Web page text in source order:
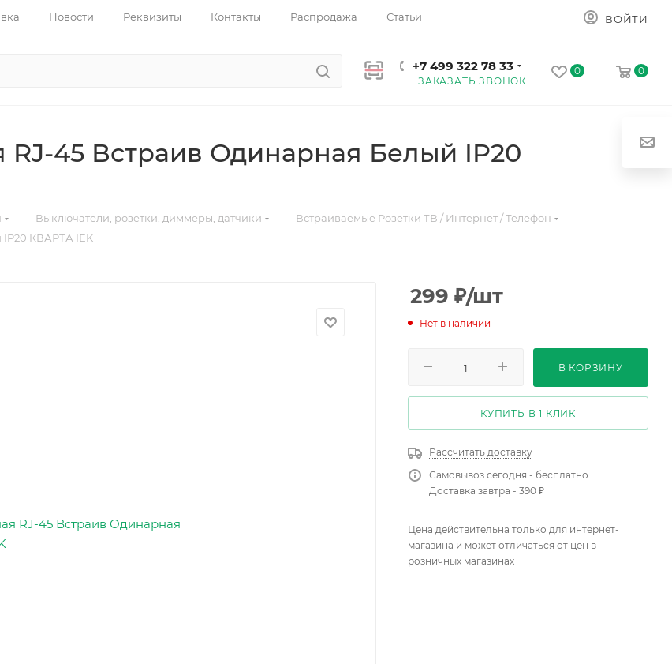
Новости Реквизиты Контакты Распродажа Статьи ВОЙТИ
+7 499 322 78 33
ЗАКАЗАТЬ ЗВОНОК
0 0
RJ-45 Встраив Одинарная Белый IP20
— Выключатели, розетки, диммеры, датчики — Встраиваемые Розетки ТВ / Интернет / Телефон —
IP20 КВАРТА IEK
299 ₽/шт
Нет в наличии
В КОРЗИНУ
КУПИТЬ В 1 КЛИК
Рассчитать доставку
Самовывоз сегодня - бесплатно
Доставка завтра - 390 ₽
Цена действительна только для интернет-
магазина и может отличаться от цен в
розничных магазинах